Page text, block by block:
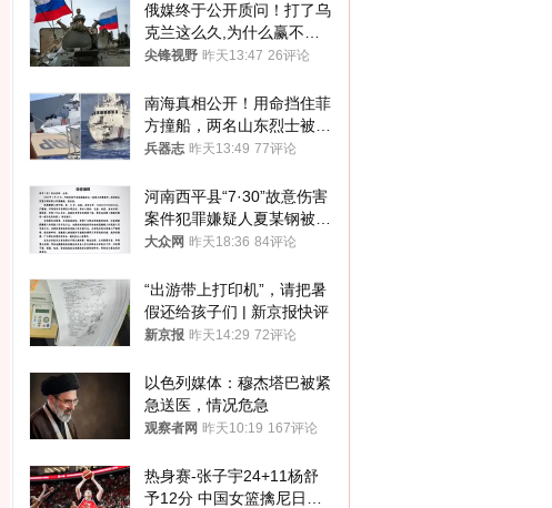
俄媒终于公开质问！打了乌
克兰这么久,为什么赢不了?
答案令人沉默
尖锋视野 昨天13:47 26评论
南海真相公开！用命挡住菲
方撞船，两名山东烈士被授
武警最高荣誉
兵器志 昨天13:49 77评论
河南西平县“7·30”故意伤害
案件犯罪嫌疑人夏某钢被抓
获
大众网 昨天18:36 84评论
“出游带上打印机”，请把暑
假还给孩子们 | 新京报快评
新京报 昨天14:29 72评论
以色列媒体：穆杰塔巴被紧
急送医，情况危急
观察者网 昨天10:19 167评论
热身赛-张子宇24+11杨舒
予12分 中国女篮擒尼日利